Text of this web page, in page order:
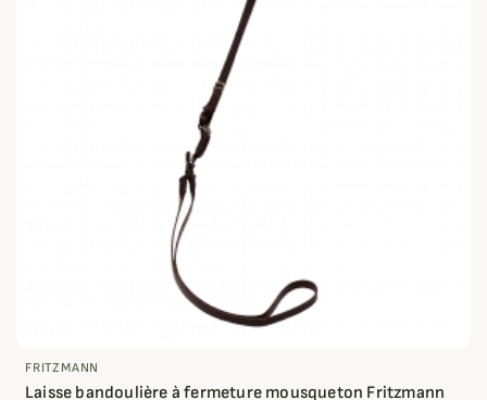
FRITZMANN
Laisse bandoulière à fermeture mousqueton Fritzmann